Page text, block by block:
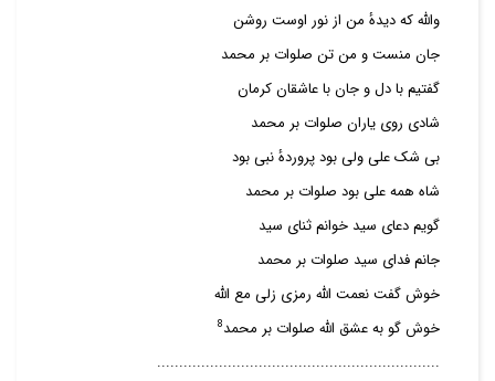
والله که دیدهٔ من از نور اوست روشن
جان منست و من تن صلوات بر محمد
گفتیم با دل و جان با عاشقان کرمان
شادی روی یاران صلوات بر محمد
بی شک علی ولی بود پروردهٔ نبی بود
شاه همه علی بود صلوات بر محمد
گویم دعای سید خوانم ثنای سید
جانم فدای سید صلوات بر محمد
خوش گفت نعمت الله رمزی زلی مع الله
خوش گو به عشق الله صلوات بر محمد8
................................................................